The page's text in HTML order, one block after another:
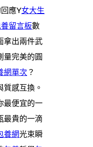
應Y女大生
留言板數
拿出兩件武
量完美的圓
網單次 ？
質感互換。
最便宜的一
最貴的一滴
養網光束瞬